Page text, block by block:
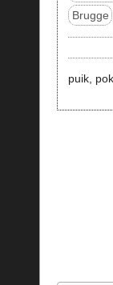
Brugge
puik,